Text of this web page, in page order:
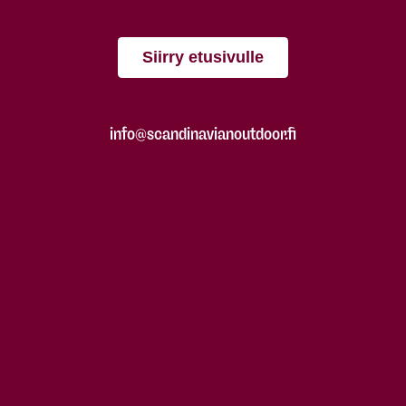
Siirry etusivulle
info@scandinavianoutdoor.fi